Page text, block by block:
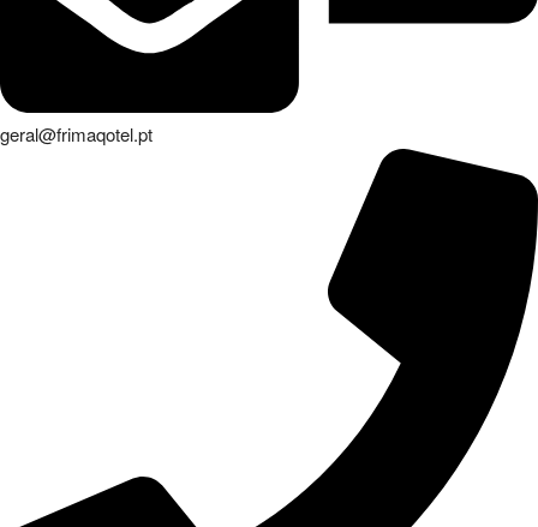
geral@frimaqotel.pt